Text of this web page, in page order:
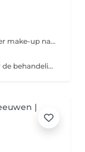
Beste klant, Wij vragen u vriendelijk om zonder make-up naar uw gezichtsbehandeling te komen. Zo kunnen wij uw huid beter reinigen en het beste resultaat behalen. Bedankt voor uw medewerking!
Prijs is vanaf 50 maar natuurlijk wordt er voor de behandeling gekeken naar om wat voorn tattoo het gaat. (Prijs kan dus verschillen)